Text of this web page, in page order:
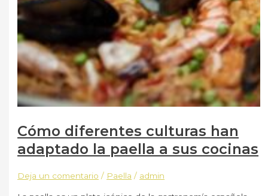
Cómo diferentes culturas han
adaptado la paella a sus cocinas
Deja un comentario / Paella / admin